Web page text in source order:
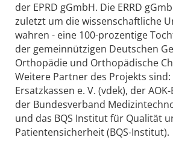
der EPRD gGmbH. Die ERRD
zuletzt um die wissenschaftliche
wahren - eine 100-prozentige
der gemeinnützigen Deutschen
Orthopädie und Orthopädische
Weitere Partner des Projekts
Ersatzkassen e. V. (vdek), der
der Bundesverband
und das BQS Institut für Qualität
Patientensicherheit (BQS-Institut).